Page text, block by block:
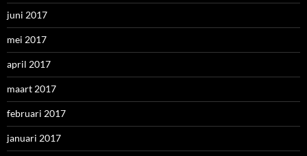
juni 2017
mei 2017
april 2017
maart 2017
februari 2017
januari 2017